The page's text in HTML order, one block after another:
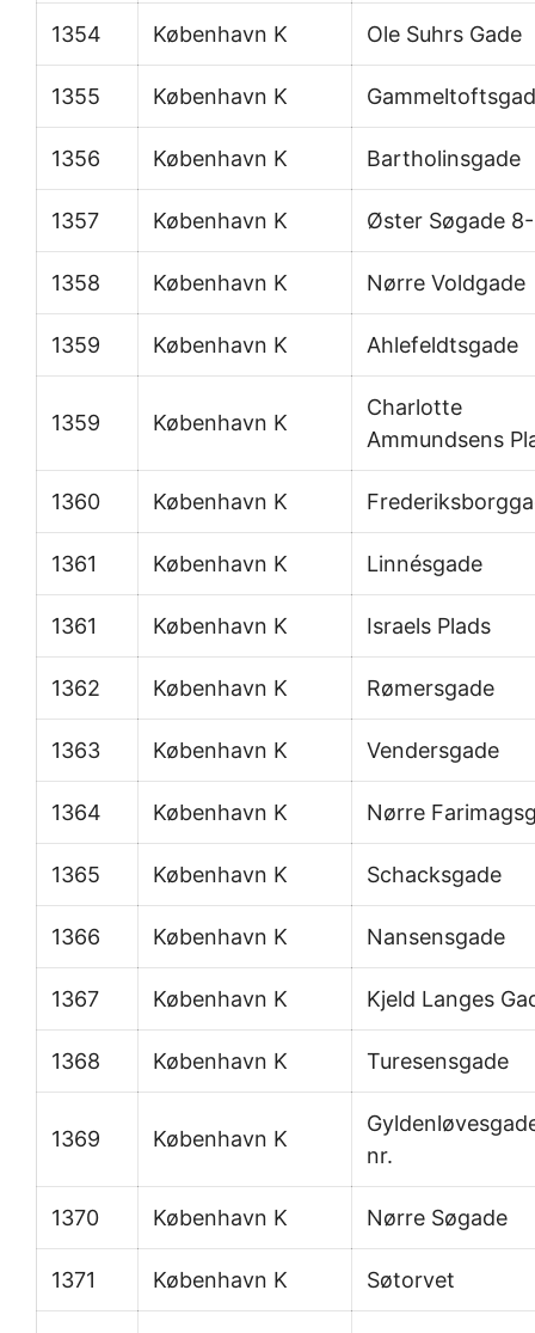
1354 København K Ole Suhrs Gade
1355 København K
1356 København K Bartholinsgade
1357 København K Øster Søgade
1358 København K Nørre Voldgade
1359 København K Ahlefeldtsgade
1359 København K
Charlotte
Ammundsens
1360 København K
1361 København K Linnésgade
1361 København K Israels Plads
1362 København K Rømersgade
1363 København K Vendersgade
1364 København K Nørre
1365 København K Schacksgade
1366 København K Nansensgade
1367 København K Kjeld Langes
1368 København K Turesensgade
1369 København K
nr.
1370 København K Nørre Søgade
1371 København K Søtorvet